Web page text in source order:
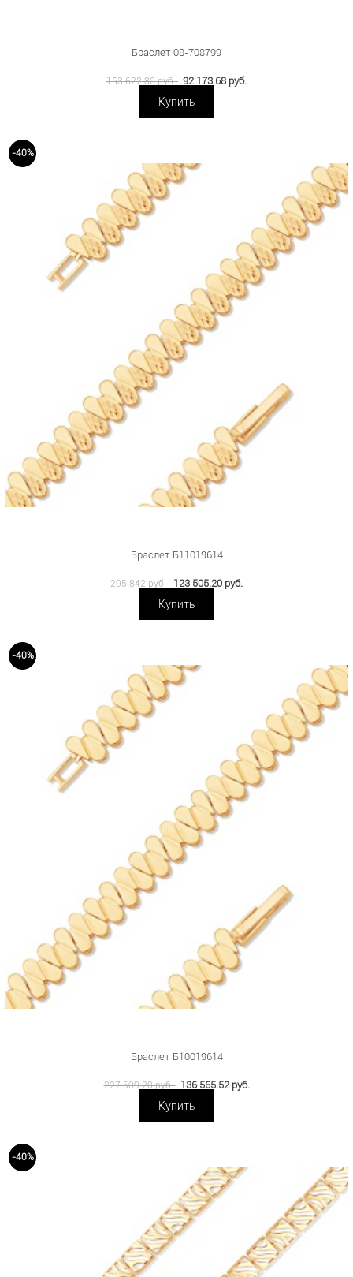
Браслет 08-708799
153 622.80 руб. 92 173.68 руб.
Купить
-40%
Браслет Б11019614
205 842 руб. 123 505.20 руб.
Купить
-40%
Браслет Б10019614
227 609.20 руб. 136 565.52 руб.
Купить
-40%